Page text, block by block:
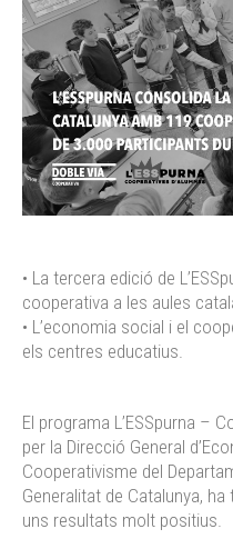
• La tercera edició de
cooperativa a les aules
• L’economia social i el
els centres educatius.
El programa L’ESSpurna –
per la Direcció General
Cooperativisme del
Generalitat de Catalunya,
uns resultats molt positius.